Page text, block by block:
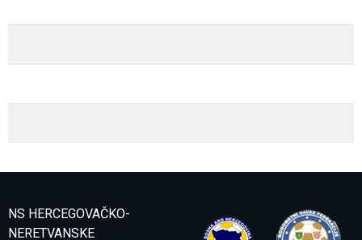
NS HERCEGOVAČKO-
NERETVANSKE